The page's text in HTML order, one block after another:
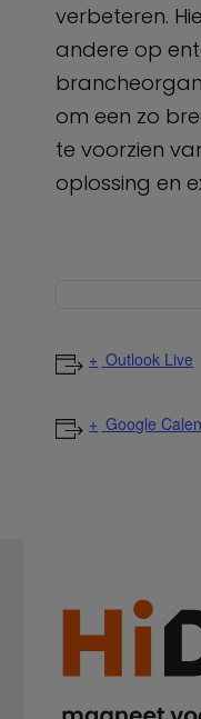
verbeteren.
andere op
om een zo
te voorzien
oplossing en
Outlook Live
Google